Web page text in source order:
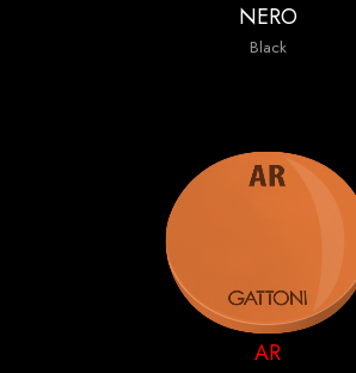
NERO
Black
AR